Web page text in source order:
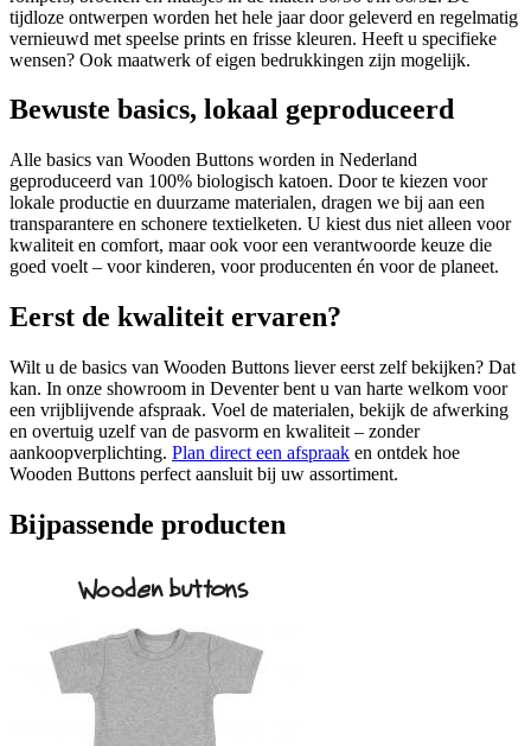
tijdloze ontwerpen worden het hele jaar door geleverd en regelmatig
vernieuwd met speelse prints en frisse kleuren. Heeft u specifieke
wensen? Ook maatwerk of eigen bedrukkingen zijn mogelijk.
Bewuste basics, lokaal geproduceerd
Alle basics van Wooden Buttons worden in Nederland
geproduceerd van 100% biologisch katoen. Door te kiezen voor
lokale productie en duurzame materialen, dragen we bij aan een
transparantere en schonere textielketen. U kiest dus niet alleen voor
kwaliteit en comfort, maar ook voor een verantwoorde keuze die
goed voelt – voor kinderen, voor producenten én voor de planeet.
Eerst de kwaliteit ervaren?
Wilt u de basics van Wooden Buttons liever eerst zelf bekijken? Dat
kan. In onze showroom in Deventer bent u van harte welkom voor
een vrijblijvende afspraak. Voel de materialen, bekijk de afwerking
en overtuig uzelf van de pasvorm en kwaliteit – zonder
aankoopverplichting. Plan direct een afspraak en ontdek hoe
Wooden Buttons perfect aansluit bij uw assortiment.
Bijpassende producten